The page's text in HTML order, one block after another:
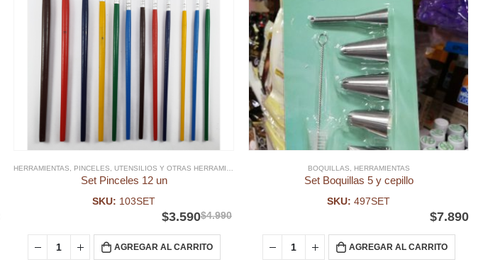
HERRAMIENTAS PINCELES UTENSILIOS Y OTRAS HERRAMIENTAS
Set Pinceles 12 un
SKU: 103SET
$4.990
$3.590
AGREGAR AL CARRITO
BOQUILLAS HERRAMIENTAS
Set Boquillas 5 y cepillo
SKU: 497SET
$7.890
AGREGAR AL CARRITO